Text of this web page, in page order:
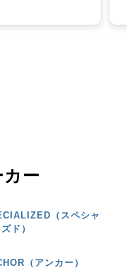
ー
（スペシャ
ド）
（アンカー）